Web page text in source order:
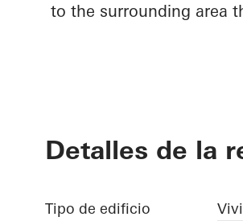
to the surrounding area
Detalles de la
Tipo de edificio